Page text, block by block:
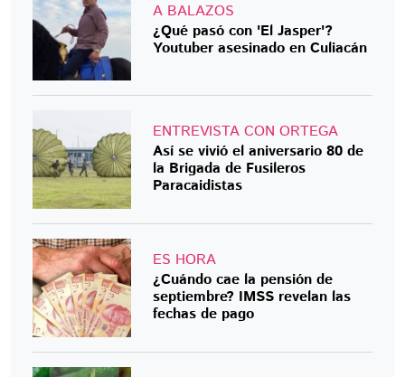
A BALAZOS
¿Qué pasó con 'El Jasper'?
Youtuber asesinado en Culiacán
ENTREVISTA CON ORTEGA
Así se vivió el aniversario 80 de
la Brigada de Fusileros
Paracaidistas
ES HORA
¿Cuándo cae la pensión de
septiembre? IMSS revelan las
fechas de pago